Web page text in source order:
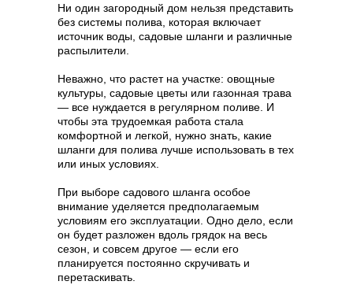
Ни один загородный дом нельзя представить
без системы полива, которая включает
источник воды, садовые шланги и различные
распылители.
Неважно, что растет на участке: овощные
культуры, садовые цветы или газонная трава
— все нуждается в регулярном поливе. И
чтобы эта трудоемкая работа стала
комфортной и легкой, нужно знать, какие
шланги для полива лучше использовать в тех
или иных условиях.
При выборе садового шланга особое
внимание уделяется предполагаемым
условиям его эксплуатации. Одно дело, если
он будет разложен вдоль грядок на весь
сезон, и совсем другое — если его
планируется постоянно скручивать и
перетаскивать.